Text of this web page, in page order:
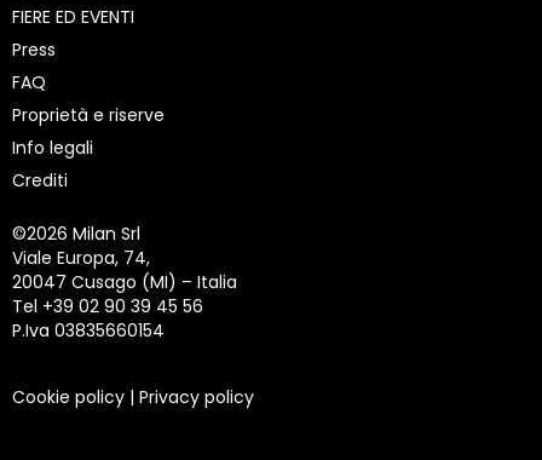
FIERE ED EVENTI
Press
FAQ
Proprietà e riserve
Info legali
Crediti
©2026 Milan Srl
Viale Europa, 74,
20047 Cusago (MI) – Italia
Tel +39 02 90 39 45 56
P.Iva 03835660154
Cookie policy | Privacy policy